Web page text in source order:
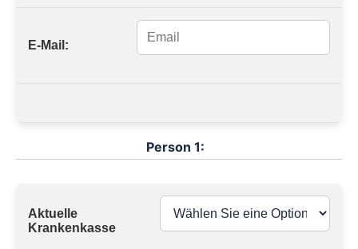
E-Mail:
Person 1:
Aktuelle
Krankenkasse